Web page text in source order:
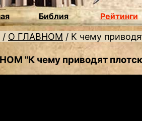
Библия Рейтинги
/ О ГЛАВНОМ / К чему
"К чему приводят